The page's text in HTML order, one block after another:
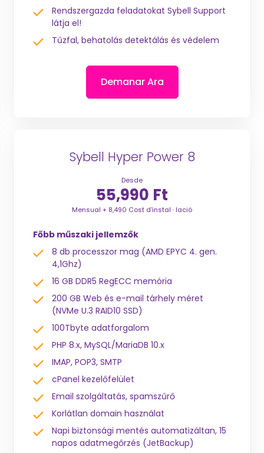
Rendszergazda feladatokat Sybell Support
látja el!
Tűzfal, behatolás detektálás és védelem
Demanar Ara
Sybell Hyper Power 8
Desde
55,990 Ft
Mensual + 8,490 Cost d'instal · lació
Főbb műszaki jellemzők
8 db processzor mag (AMD EPYC 4. gen.
4,1Ghz)
16 GB DDR5 RegECC memória
200 GB Web és e-mail tárhely méret
(NVMe U.3 RAID10 SSD)
100Tbyte adatforgalom
PHP 8.x, MySQL/MariaDB 10.x
IMAP, POP3, SMTP
cPanel kezelőfelület
Email szolgáltatás, spamszűrő
Korlátlan domain használat
Napi biztonsági mentés automatizáltan, 15
napos adatmegőrzés (JetBackup)